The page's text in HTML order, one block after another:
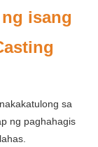
isang
sa
ng paghahagis